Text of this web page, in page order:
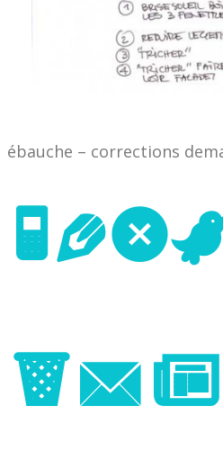
ébauche – corrections